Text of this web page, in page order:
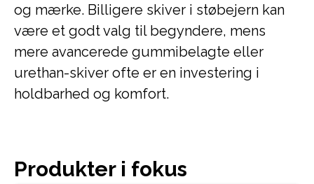
og mærke. Billigere skiver i støbejern kan
være et godt valg til begyndere, mens
mere avancerede gummibelagte eller
urethan-skiver ofte er en investering i
holdbarhed og komfort.
Produkter i fokus